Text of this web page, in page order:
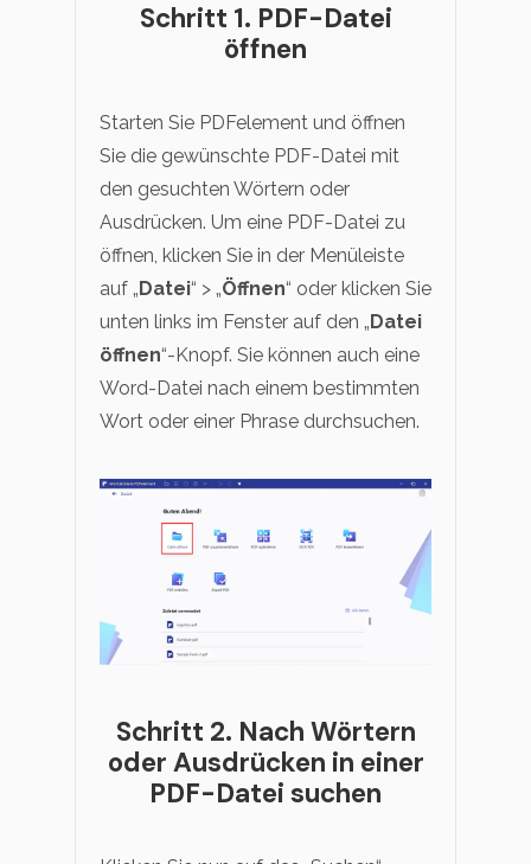
Schritt 1. PDF-Datei
öffnen
Starten Sie PDFelement und öffnen
Sie die gewünschte PDF-Datei mit
den gesuchten Wörtern oder
Ausdrücken. Um eine PDF-Datei zu
öffnen, klicken Sie in der Menüleiste
auf „Datei“ > „Öffnen“ oder klicken Sie
unten links im Fenster auf den „Datei
öffnen“-Knopf. Sie können auch eine
Word-Datei nach einem bestimmten
Wort oder einer Phrase durchsuchen.
Schritt 2. Nach Wörtern
oder Ausdrücken in einer
PDF-Datei suchen